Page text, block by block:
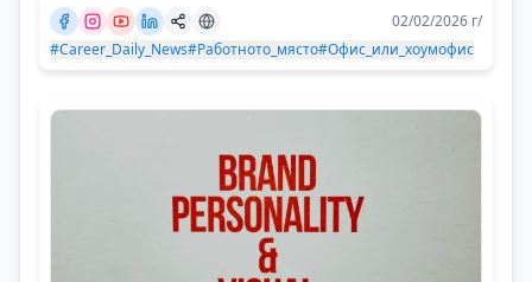
02/02/2026 г/
#Career_Daily_News#Работното_място#Офис_или_хоумофис